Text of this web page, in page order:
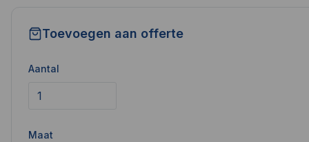
Toevoegen aan offerte
Aantal
Maat